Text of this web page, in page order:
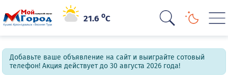
21.6oC
Добавьте ваше объявление на сайт и выиграйте сотовый
телефон! Акция действует до 30 августа 2026 года!